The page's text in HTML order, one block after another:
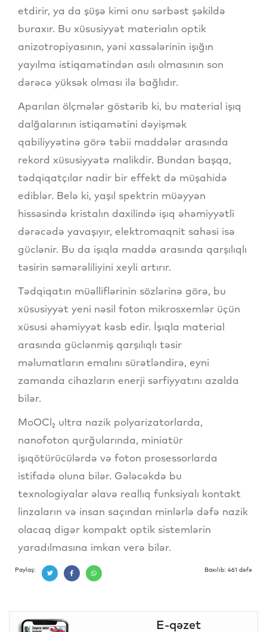
etdirir, ya da şüşə kimi onu sərbəst şəkildə
buraxır. Bu xüsusiyyət materialın optik
anizotropiyasının, yəni xassələrinin işığın
yayılma istiqamətindən asılı olmasının son
dərəcə yüksək olması ilə bağlıdır.
Aparılan ölçmələr göstərib ki, bu material işıq
dalğalarının istiqamətini dəyişmək
qabiliyyətinə görə təbii maddələr arasında
rekord xüsusiyyətə malikdir. Bundan başqa,
tədqiqatçılar nadir bir effekt də müşahidə
ediblər. Belə ki, yaşıl spektrin müəyyən
hissəsində kristalın daxilində işıq əhəmiyyətli
dərəcədə yavaşıyır, elektromaqnit sahəsi isə
güclənir. Bu da işıqla maddə arasında qarşılıqlı
təsirin səmərəliliyini xeyli artırır.
Tədqiqatın müəlliflərinin sözlərinə görə, bu
xüsusiyyət yeni nəsil foton mikrosxemlər üçün
xüsusi əhəmiyyət kəsb edir. İşıqla material
arasında güclənmiş qarşılıqlı təsir
məlumatların emalını sürətləndirə, eyni
zamanda cihazların enerji sərfiyyatını azalda
bilər.
MoOCl₂ ultra nazik polyarizatorlarda,
nanofoton qurğularında, miniatür
işıqötürücülərdə və foton prosessorlarda
istifadə oluna bilər. Gələcəkdə bu
texnologiyalar əlavə reallıq funksiyalı kontakt
linzaların və insan saçından minlərlə dəfə nazik
olacaq digər kompakt optik sistemlərin
yaradılmasına imkan verə bilər.
Paylaş: Baxılıb: 461 dəfə
E-qəzet